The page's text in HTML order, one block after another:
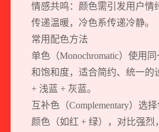
情感共鸣：颜色需引发用户情
传递温暖，冷色系传递冷静。
常用配色方法
单色（Monochromatic）使用
和饱和度，适合简约、统一的
+ 浅蓝 + 灰蓝。
互补色（Complementary）选
颜色（如红 + 绿），对比强烈